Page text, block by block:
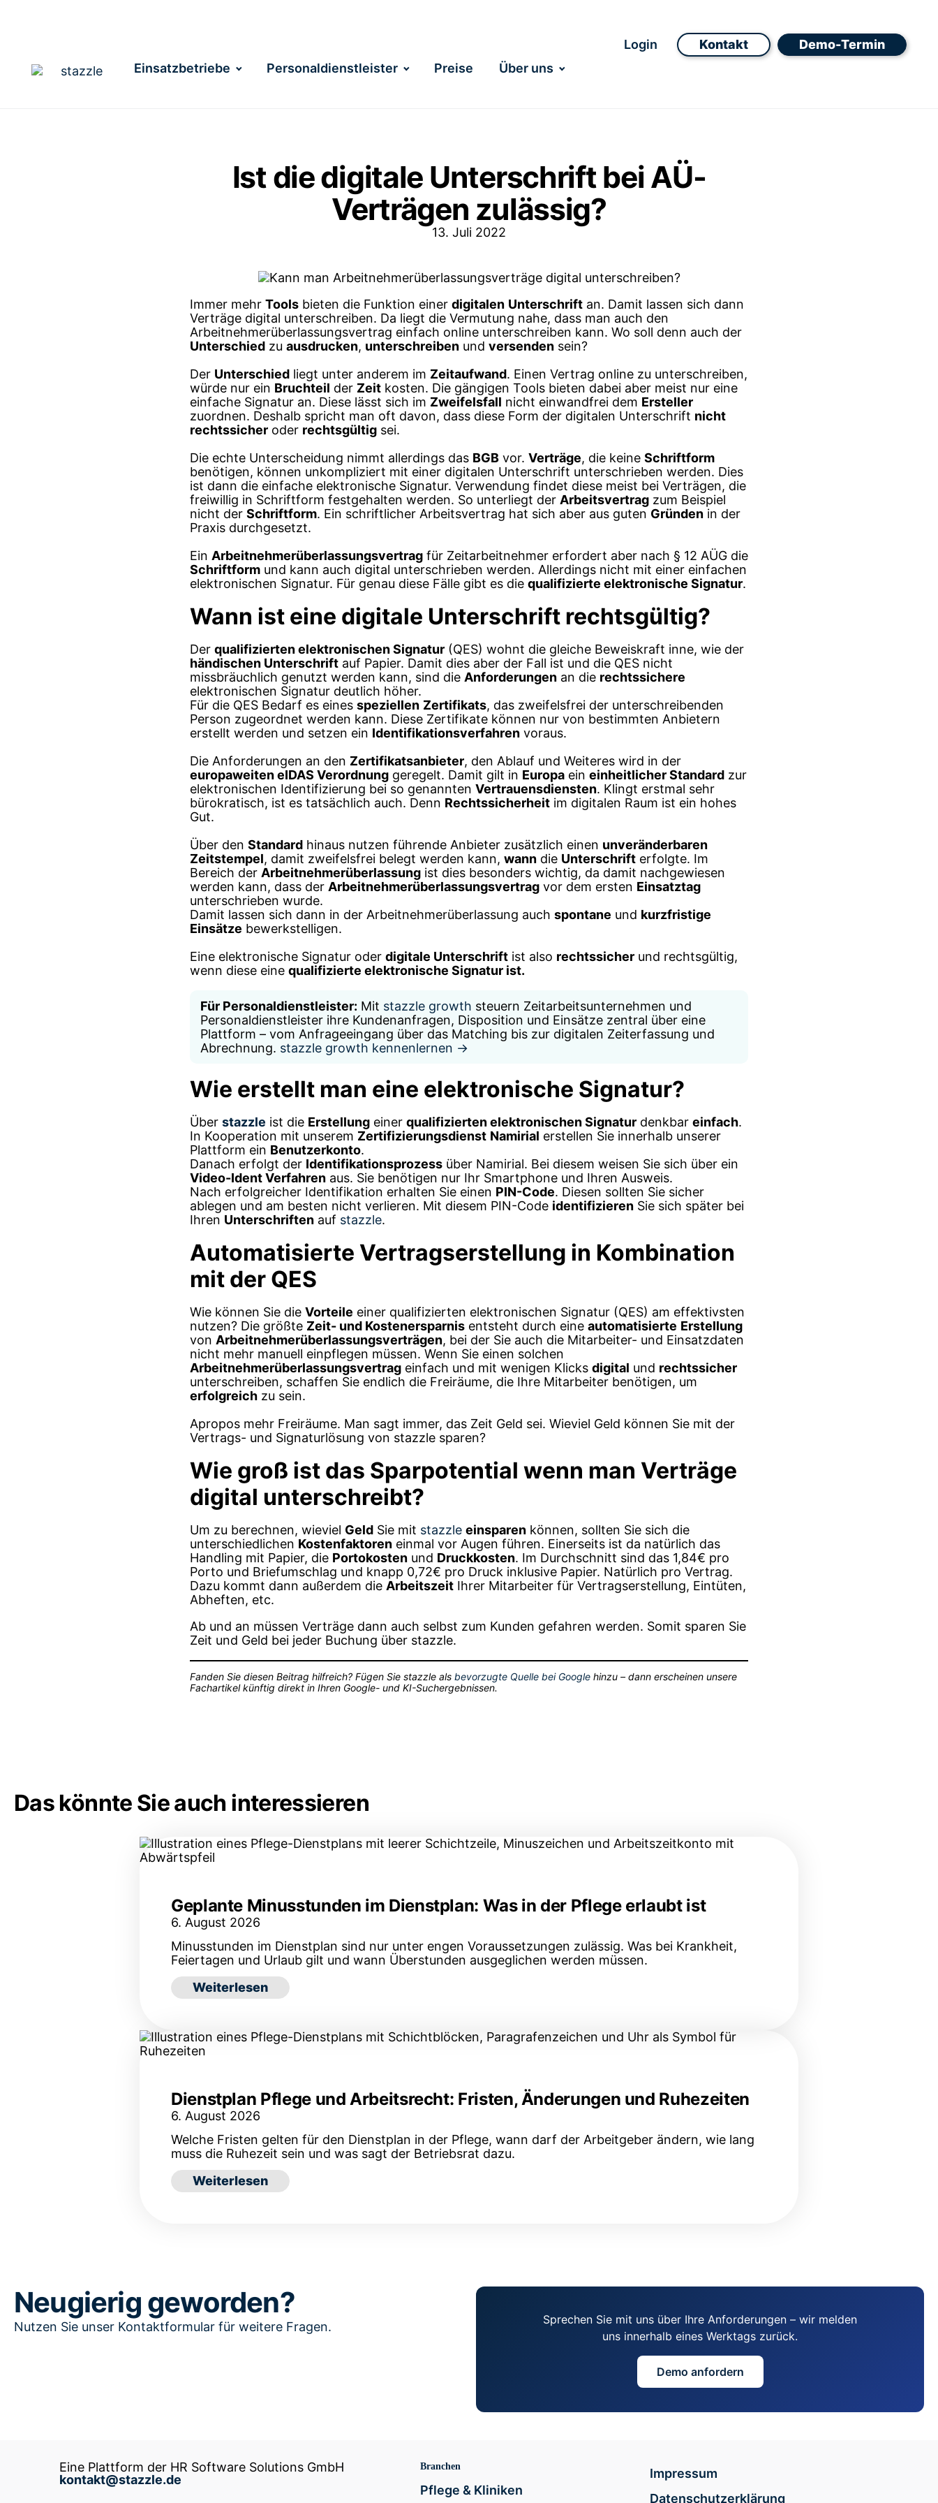
Einsatzbetriebe Personaldienstleister Preise Über uns
Login Kontakt Demo-Termin
Ist die digitale Unterschrift bei AÜ-
Verträgen zulässig?
13. Juli 2022
Immer mehr Tools bieten die Funktion einer digitalen Unterschrift an. Damit lassen sich dann
Verträge digital unterschreiben. Da liegt die Vermutung nahe, dass man auch den
Arbeitnehmerüberlassungsvertrag einfach online unterschreiben kann. Wo soll denn auch der
Unterschied zu ausdrucken, unterschreiben und versenden sein?
Der Unterschied liegt unter anderem im Zeitaufwand. Einen Vertrag online zu unterschreiben,
würde nur ein Bruchteil der Zeit kosten. Die gängigen Tools bieten dabei aber meist nur eine
einfache Signatur an. Diese lässt sich im Zweifelsfall nicht einwandfrei dem Ersteller
zuordnen. Deshalb spricht man oft davon, dass diese Form der digitalen Unterschrift nicht
rechtssicher oder rechtsgültig sei.
Die echte Unterscheidung nimmt allerdings das BGB vor. Verträge, die keine Schriftform
benötigen, können unkompliziert mit einer digitalen Unterschrift unterschrieben werden. Dies
ist dann die einfache elektronische Signatur. Verwendung findet diese meist bei Verträgen, die
freiwillig in Schriftform festgehalten werden. So unterliegt der Arbeitsvertrag zum Beispiel
nicht der Schriftform. Ein schriftlicher Arbeitsvertrag hat sich aber aus guten Gründen in der
Praxis durchgesetzt.
Ein Arbeitnehmerüberlassungsvertrag für Zeitarbeitnehmer erfordert aber nach § 12 AÜG die
Schriftform und kann auch digital unterschrieben werden. Allerdings nicht mit einer einfachen
elektronischen Signatur. Für genau diese Fälle gibt es die qualifizierte elektronische Signatur.
Wann ist eine digitale Unterschrift rechtsgültig?
Der qualifizierten elektronischen Signatur (QES) wohnt die gleiche Beweiskraft inne, wie der
händischen Unterschrift auf Papier. Damit dies aber der Fall ist und die QES nicht
missbräuchlich genutzt werden kann, sind die Anforderungen an die rechtssichere
elektronischen Signatur deutlich höher.
Für die QES Bedarf es eines speziellen Zertifikats, das zweifelsfrei der unterschreibenden
Person zugeordnet werden kann. Diese Zertifikate können nur von bestimmten Anbietern
erstellt werden und setzen ein Identifikationsverfahren voraus.
Die Anforderungen an den Zertifikatsanbieter, den Ablauf und Weiteres wird in der
europaweiten eIDAS Verordnung geregelt. Damit gilt in Europa ein einheitlicher Standard zur
elektronischen Identifizierung bei so genannten Vertrauensdiensten. Klingt erstmal sehr
bürokratisch, ist es tatsächlich auch. Denn Rechtssicherheit im digitalen Raum ist ein hohes
Gut.
Über den Standard hinaus nutzen führende Anbieter zusätzlich einen unveränderbaren
Zeitstempel, damit zweifelsfrei belegt werden kann, wann die Unterschrift erfolgte. Im
Bereich der Arbeitnehmerüberlassung ist dies besonders wichtig, da damit nachgewiesen
werden kann, dass der Arbeitnehmerüberlassungsvertrag vor dem ersten Einsatztag
unterschrieben wurde.
Damit lassen sich dann in der Arbeitnehmerüberlassung auch spontane und kurzfristige
Einsätze bewerkstelligen.
Eine elektronische Signatur oder digitale Unterschrift ist also rechtssicher und rechtsgültig,
wenn diese eine qualifizierte elektronische Signatur ist.
Für Personaldienstleister: Mit stazzle growth steuern Zeitarbeitsunternehmen und
Personaldienstleister ihre Kundenanfragen, Disposition und Einsätze zentral über eine
Plattform – vom Anfrageeingang über das Matching bis zur digitalen Zeiterfassung und
Abrechnung. stazzle growth kennenlernen →
Wie erstellt man eine elektronische Signatur?
Über stazzle ist die Erstellung einer qualifizierten elektronischen Signatur denkbar einfach.
In Kooperation mit unserem Zertifizierungsdienst Namirial erstellen Sie innerhalb unserer
Plattform ein Benutzerkonto.
Danach erfolgt der Identifikationsprozess über Namirial. Bei diesem weisen Sie sich über ein
Video-Ident Verfahren aus. Sie benötigen nur Ihr Smartphone und Ihren Ausweis.
Nach erfolgreicher Identifikation erhalten Sie einen PIN-Code. Diesen sollten Sie sicher
ablegen und am besten nicht verlieren. Mit diesem PIN-Code identifizieren Sie sich später bei
Ihren Unterschriften auf stazzle.
Automatisierte Vertragserstellung in Kombination
mit der QES
Wie können Sie die Vorteile einer qualifizierten elektronischen Signatur (QES) am effektivsten
nutzen? Die größte Zeit- und Kostenersparnis entsteht durch eine automatisierte Erstellung
von Arbeitnehmerüberlassungsverträgen, bei der Sie auch die Mitarbeiter- und Einsatzdaten
nicht mehr manuell einpflegen müssen. Wenn Sie einen solchen
Arbeitnehmerüberlassungsvertrag einfach und mit wenigen Klicks digital und rechtssicher
unterschreiben, schaffen Sie endlich die Freiräume, die Ihre Mitarbeiter benötigen, um
erfolgreich zu sein.
Apropos mehr Freiräume. Man sagt immer, das Zeit Geld sei. Wieviel Geld können Sie mit der
Vertrags- und Signaturlösung von stazzle sparen?
Wie groß ist das Sparpotential wenn man Verträge
digital unterschreibt?
Um zu berechnen, wieviel Geld Sie mit stazzle einsparen können, sollten Sie sich die
unterschiedlichen Kostenfaktoren einmal vor Augen führen. Einerseits ist da natürlich das
Handling mit Papier, die Portokosten und Druckkosten. Im Durchschnitt sind das 1,84€ pro
Porto und Briefumschlag und knapp 0,72€ pro Druck inklusive Papier. Natürlich pro Vertrag.
Dazu kommt dann außerdem die Arbeitszeit Ihrer Mitarbeiter für Vertragserstellung, Eintüten,
Abheften, etc.
Ab und an müssen Verträge dann auch selbst zum Kunden gefahren werden. Somit sparen Sie
Zeit und Geld bei jeder Buchung über stazzle.
Fanden Sie diesen Beitrag hilfreich? Fügen Sie stazzle als bevorzugte Quelle bei Google hinzu – dann erscheinen unsere
Fachartikel künftig direkt in Ihren Google- und KI-Suchergebnissen.
Das könnte Sie auch interessieren
Geplante Minusstunden im Dienstplan: Was in der Pflege erlaubt ist
6. August 2026
Minusstunden im Dienstplan sind nur unter engen Voraussetzungen zulässig. Was bei Krankheit,
Feiertagen und Urlaub gilt und wann Überstunden ausgeglichen werden müssen.
Weiterlesen
: Geplante Minusstunden im Dienstplan: Was in der Pflege erlaubt ist
Dienstplan Pflege und Arbeitsrecht: Fristen, Änderungen und Ruhezeiten
6. August 2026
Welche Fristen gelten für den Dienstplan in der Pflege, wann darf der Arbeitgeber ändern, wie lang
muss die Ruhezeit sein und was sagt der Betriebsrat dazu.
Weiterlesen
: Dienstplan Pflege und Arbeitsrecht: Fristen, Änderungen und Ruhezeiten
Neugierig geworden?
Nutzen Sie unser Kontaktformular für weitere Fragen.
Sprechen Sie mit uns über Ihre Anforderungen – wir melden
uns innerhalb eines Werktags zurück.
Demo anfordern
Eine Plattform der HR Software Solutions GmbH
kontakt@stazzle.de
Branchen
Pflege & Kliniken
Impressum
Datenschutzerklärung